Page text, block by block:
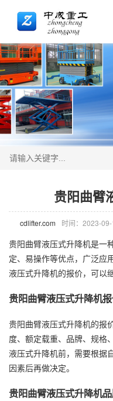
贵阳曲臂
cdlifter.com 时间：2023-
贵阳曲臂液压式升降机是一
定、易操作等优点，广泛应
液压式升降机的报价，可以
贵阳曲臂液压式升降机
贵阳曲臂液压式升降机的报
度、额定载重、品牌、规格
液压式升降机前，需要根据
因素后再做决定。
贵阳曲臂液压式升降机